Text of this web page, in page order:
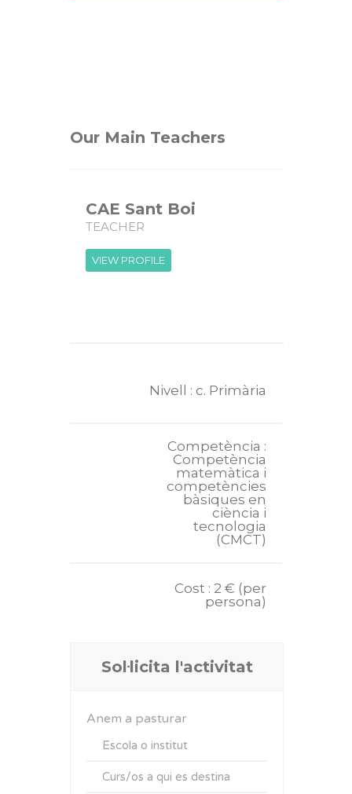
Our Main Teachers
CAE Sant Boi
TEACHER
VIEW PROFILE
Nivell : c. Primària
Competència :
Competència
matemàtica i
competències
bàsiques en
ciència i
tecnologia
(CMCT)
Cost : 2 € (per
persona)
Sol·licita l'activitat
Anem a pasturar